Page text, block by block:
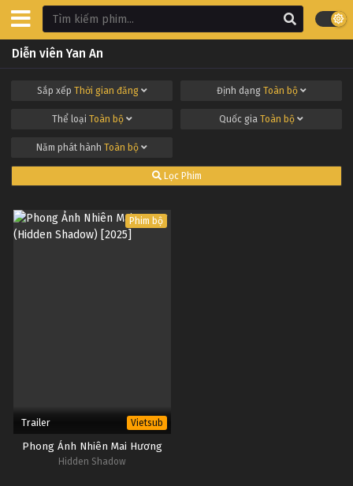
Diễn viên Yan An
Sắp xếp Thời gian đăng Định dạng Toàn bộ
Thể loại Toàn bộ Quốc gia Toàn bộ
Năm phát hành Toàn bộ
Lọc Phim
Phim bộ
Trailer Vietsub
Phong Ảnh Nhiên Mai Hương
Hidden Shadow